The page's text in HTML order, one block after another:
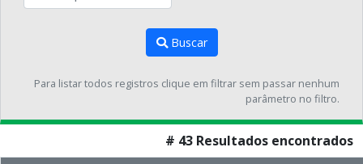
Buscar
Para listar todos registros clique em filtrar sem passar nenhum
parâmetro no filtro.
# 43 Resultados encontrados